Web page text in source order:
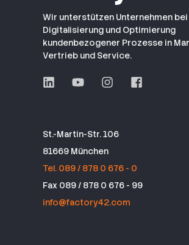
Wir unterstützen Unternehmen
Digitalisierung und Optimierung
kundenbezogener Prozesse in
Vertrieb und Service.
St.-Martin-Str. 106
81669 München
Tel. 089 / 878 0 676 - 0
Fax 089 / 878 0 676 - 99
info@factory42.com